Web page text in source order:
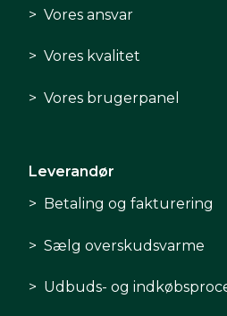
Vores ansvar
Vores kvalitet
Vores brugerpanel
Leverandør
Betaling og fakturering
Sælg overskudsvarme
Udbuds- og